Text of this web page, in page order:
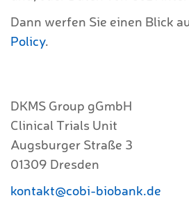
Dann werfen Sie einen Blick
Policy.
DKMS Group gGmbH
Clinical Trials Unit
Augsburger Straße 3
01309 Dresden
kontakt@cobi-biobank.de